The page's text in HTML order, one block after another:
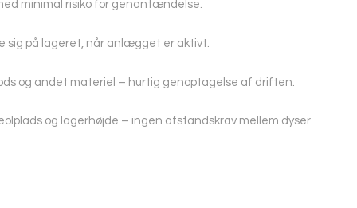
minimal risiko for genantændelse.
sig på lageret, når anlægget er aktivt.
og andet materiel – hurtig genoptagelse af driften.
og lagerhøjde – ingen afstandskrav mellem dyser